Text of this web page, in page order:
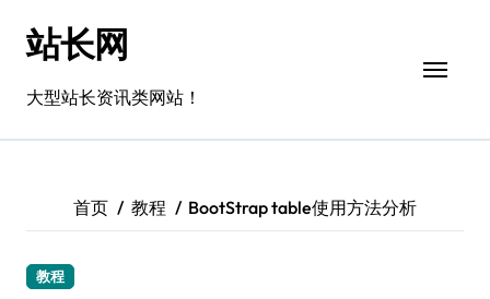
站长网
大型站长资讯类网站！
首页 教程 BootStrap table使用方法分析
教程